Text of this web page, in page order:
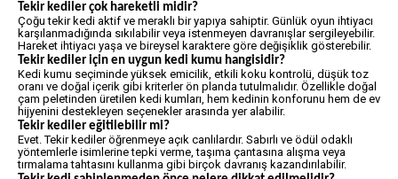
Tekir kediler çok hareketli midir?
Çoğu tekir kedi aktif ve meraklı bir yapıya sahiptir. Günlük oyun ihtiyacı
karşılanmadığında sıkılabilir veya istenmeyen davranışlar sergileyebilir.
Hareket ihtiyacı yaşa ve bireysel karaktere göre değişiklik gösterebilir.
Tekir kediler için en uygun kedi kumu hangisidir?
Kedi kumu seçiminde yüksek emicilik, etkili koku kontrolü, düşük toz
oranı ve doğal içerik gibi kriterler ön planda tutulmalıdır. Özellikle doğal
çam peletinden üretilen kedi kumları, hem kedinin konforunu hem de ev
hijyenini destekleyen seçenekler arasında yer alabilir.
Tekir kediler eğitilebilir mi?
Evet. Tekir kediler öğrenmeye açık canlılardır. Sabırlı ve ödül odaklı
yöntemlerle isimlerine tepki verme, taşıma çantasına alışma veya
tırmalama tahtasını kullanma gibi birçok davranış kazandırılabilir.